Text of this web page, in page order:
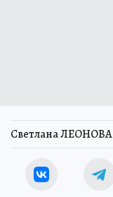
Светлана ЛЕОНОВА